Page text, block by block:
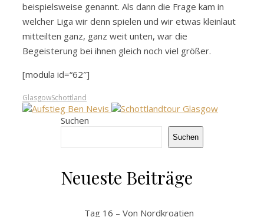
beispielsweise genannt. Als dann die Frage kam in
welcher Liga wir denn spielen und wir etwas kleinlaut
mitteilten ganz, ganz weit unten, war die
Begeisterung bei ihnen gleich noch viel größer.
[modula id=“62″]
GlasgowSchottland
Suchen
Suchen
Neueste Beiträge
Tag 16 – Von Nordkroatien